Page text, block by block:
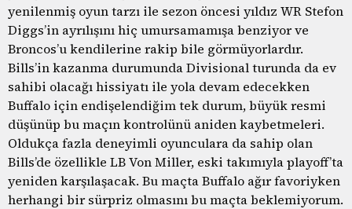
yenilenmiş oyun tarzı ile sezon öncesi yıldız WR Stefon
Diggs’in ayrılışını hiç umursamamışa benziyor ve
Broncos’u kendilerine rakip bile görmüyorlardır.
Bills’in kazanma durumunda Divisional turunda da ev
sahibi olacağı hissiyatı ile yola devam edecekken
Buffalo için endişelendiğim tek durum, büyük resmi
düşünüp bu maçın kontrolünü aniden kaybetmeleri.
Oldukça fazla deneyimli oyunculara da sahip olan
Bills’de özellikle LB Von Miller, eski takımıyla playoff’ta
yeniden karşılaşacak. Bu maçta Buffalo ağır favoriyken
herhangi bir sürpriz olmasını bu maçta beklemiyorum.